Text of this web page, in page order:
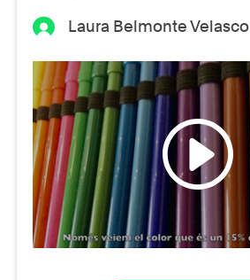
Laura Belmonte Velasco